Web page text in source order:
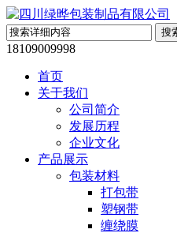
18109009998
首页
关于我们
公司简介
发展历程
企业文化
产品展示
包装材料
打包带
塑钢带
缠绕膜